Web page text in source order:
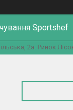
Sportshef
2а. Ринок